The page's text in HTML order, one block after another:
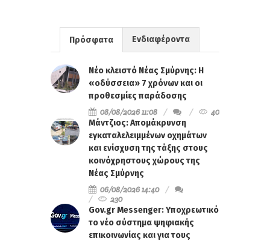
Πρόσφατα Ενδιαφέροντα
Νέο κλειστό Νέας Σμύρνης: Η
«οδύσσεια» 7 χρόνων και οι
προθεσμίες παράδοσης
08/08/2026 11:08
40
Μάντζιος: Απομάκρυνση
εγκαταλελειμμένων οχημάτων
και ενίσχυση της τάξης στους
κοινόχρηστους χώρους της
Νέας Σμύρνης
06/08/2026 14:40
230
Gov.gr Messenger: Υποχρεωτικό
το νέο σύστημα ψηφιακής
επικοινωνίας και για τους